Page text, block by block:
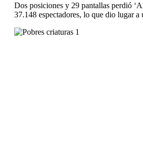
Dos posiciones y 29 pantallas perdió
37.148 espectadores, lo que dio lugar